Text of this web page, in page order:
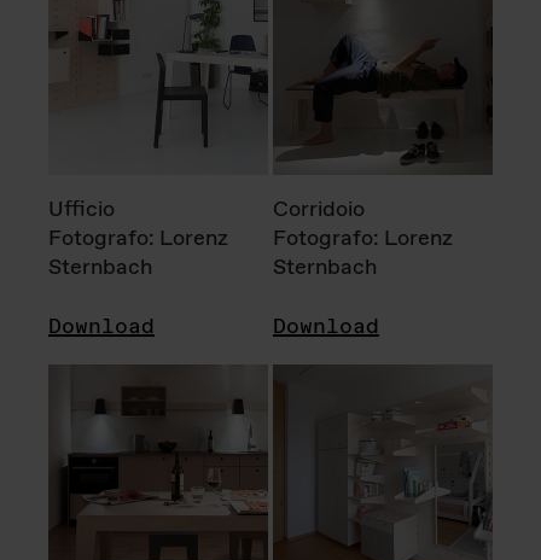
Ufficio
Fotografo: Lorenz
Sternbach
Download
Corridoio
Fotografo: Lorenz
Sternbach
Download